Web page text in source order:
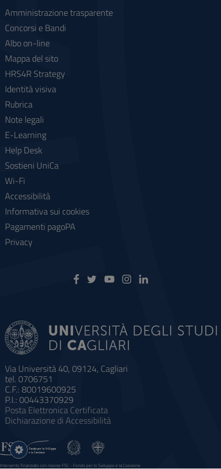
Via Università 40, 09124, Cagliari
tel. 0706751
C.F.: 80019600925
P.I.: 00443370929
Posta Elettronica Certificata
Dichiarazione di Accessibilità
Amministrazione trasparente
Concorsi e Bandi
Albo on-line
Mappa del sito
HRS4R Strategy
Identità visiva
Rubrica
Note legali
E-Learning
Help Desk
Sostieni UniCa
Wi-Fi
Accessibilità
Informativa sui cookies
Pagamenti pagoPA
Privacy
Intervento finanziato con risorse FSC - Fondo per lo Sviluppo e la Coesione
Impostazioni
cookie